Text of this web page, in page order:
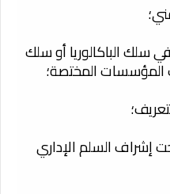
الباكالوريا أو سلك
المختصة؛
إشراف السلم الإداري